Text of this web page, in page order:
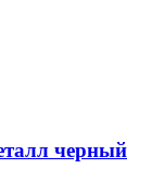
черный